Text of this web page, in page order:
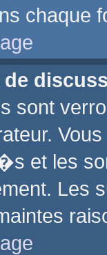
chaque
de
sont
et les
Les